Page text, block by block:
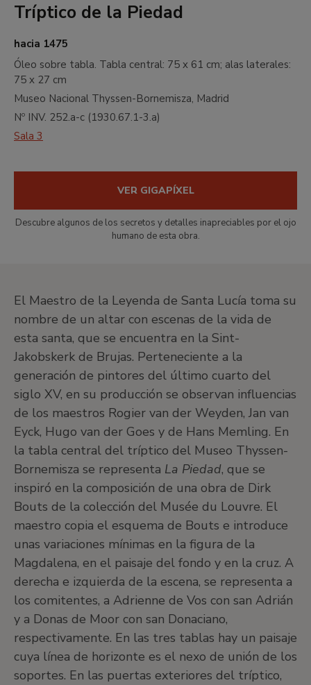
LEYENDA
DE
SANTA
Tríptico
la
Piedad:
San
LEYENDA
DE
SANTA
Tríptico
la
Piedad:
Santa
Tríptico de la Piedad
hacia 1475
Óleo sobre tabla. Tabla central: 75 x 61 cm; alas laterales:
75 x 27 cm
Museo Nacional Thyssen-Bornemisza, Madrid
Nº INV. 252.a-c (1930.67.1-3.a)
Sala 3
VER GIGAPÍXEL
Descubre algunos de los secretos y detalles inapreciables por el ojo
humano de esta obra.
El Maestro de la Leyenda de Santa Lucía toma su
nombre de un altar con escenas de la vida de
esta santa, que se encuentra en la Sint-
Jakobskerk de Brujas. Perteneciente a la
generación de pintores del último cuarto del
siglo XV, en su producción se observan influencias
de los maestros Rogier van der Weyden, Jan van
Eyck, Hugo van der Goes y de Hans Memling. En
la tabla central del tríptico del Museo Thyssen-
Bornemisza se representa La Piedad, que se
inspiró en la composición de una obra de Dirk
Bouts de la colección del Musée du Louvre. El
maestro copia el esquema de Bouts e introduce
unas variaciones mínimas en la figura de la
Magdalena, en el paisaje del fondo y en la cruz. A
derecha e izquierda de la escena, se representa a
los comitentes, a Adrienne de Vos con san Adrián
y a Donas de Moor con san Donaciano,
respectivamente. En las tres tablas hay un paisaje
cuya línea de horizonte es el nexo de unión de los
soportes. En las puertas exteriores del tríptico,